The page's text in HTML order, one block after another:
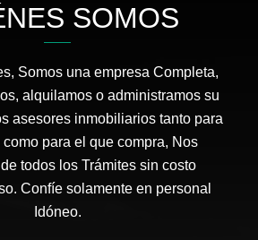
SOMOS
Somos una empresa Completa,
alquilamos o administramos su
asesores inmobiliarios tanto para
para el que compra, Nos
todos los Trámites sin costo
Confíe solamente en personal
Idóneo.